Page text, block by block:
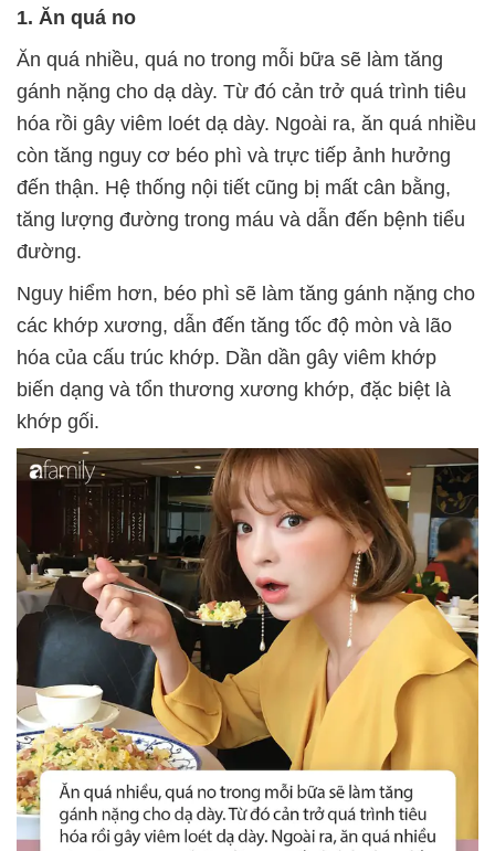
1. Ăn quá no
Ăn quá nhiều, quá no trong mỗi bữa sẽ làm tăng
gánh nặng cho dạ dày. Từ đó cản trở quá trình tiêu
hóa rồi gây viêm loét dạ dày. Ngoài ra, ăn quá nhiều
còn tăng nguy cơ béo phì và trực tiếp ảnh hưởng
đến thận. Hệ thống nội tiết cũng bị mất cân bằng,
tăng lượng đường trong máu và dẫn đến bệnh tiểu
đường.
Nguy hiểm hơn, béo phì sẽ làm tăng gánh nặng cho
các khớp xương, dẫn đến tăng tốc độ mòn và lão
hóa của cấu trúc khớp. Dần dần gây viêm khớp
biến dạng và tổn thương xương khớp, đặc biệt là
khớp gối.